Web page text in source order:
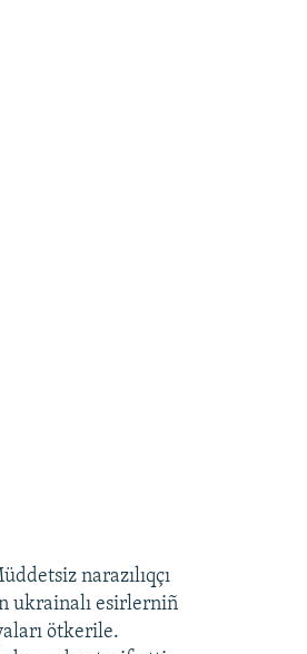
narazılıqçı
ukrainalı esirlerniñ
ötkerile.